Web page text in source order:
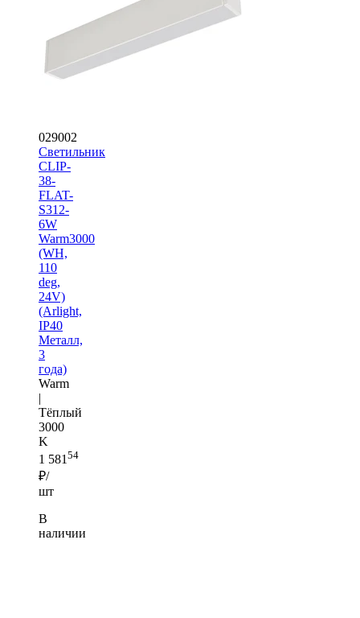
029002
Светильник
CLIP-
38-
FLAT-
S312-
6W
Warm3000
(WH,
110
deg,
24V)
(Arlight,
IP40
Металл,
3
года)
Warm
|
Тёплый
3000
K
1 581 54
₽/
шт
В
наличии